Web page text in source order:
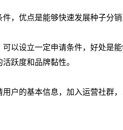
，优点是能够快速发展种子分销
以设立一定申请条件，好处是
跃度和品牌黏性。
户的基本信息，加入运营社群